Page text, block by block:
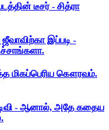
டீசர் - சித்ரா
இப்படி -
மிகப்பெரிய கௌரவம்.
- ஆனால், அதே கதைய